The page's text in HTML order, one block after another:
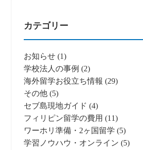
カテゴリー
お知らせ (1)
学校法人の事例 (2)
海外留学お役立ち情報 (29)
その他 (5)
セブ島現地ガイド (4)
フィリピン留学の費用 (11)
ワーホリ準備・2ヶ国留学 (5)
学習ノウハウ・オンライン (5)